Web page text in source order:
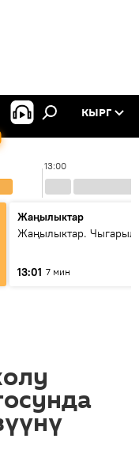
КЫРГ
13:00
Жаңылыктар
Жаңылыктар.
13:01 7 мин